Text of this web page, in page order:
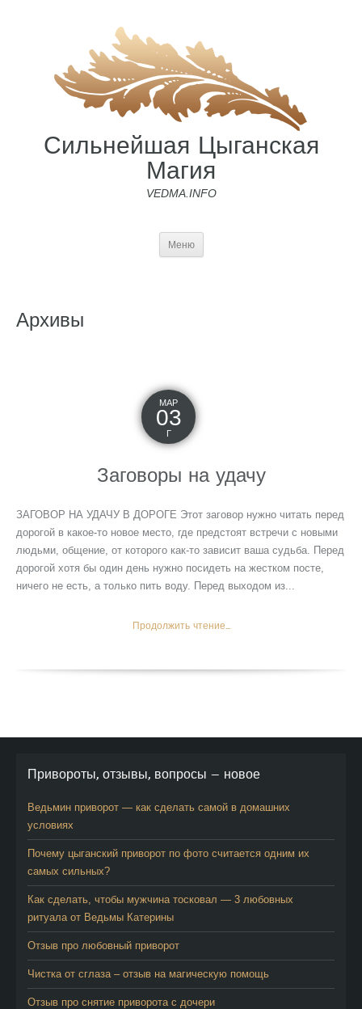
Сильнейшая Цыганская
Магия
VEDMA.INFO
Меню
Архивы
МАР
03
Г
Заговоры на удачу
ЗАГОВОР НА УДАЧУ В ДОРОГЕ Этот заговор нужно читать перед
дорогой в какое-то новое место, где предстоят встречи с новыми
людьми, общение, от которого как-то зависит ваша судьба. Перед
дорогой хотя бы один день нужно посидеть на жестком посте,
ничего не есть, а только пить воду. Перед выходом из...
Продолжить чтение...
Привороты, отзывы, вопросы — новое
Ведьмин приворот — как сделать самой в домашних
условиях
Почему цыганский приворот по фото считается одним их
самых сильных?
Как сделать, чтобы мужчина тосковал — 3 любовных
ритуала от Ведьмы Катерины
Отзыв про любовный приворот
Чистка от сглаза – отзыв на магическую помощь
Отзыв про снятие приворота с дочери